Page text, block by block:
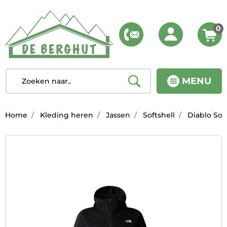
MENU
0
Home Kleding heren Jassen Softshell Diablo